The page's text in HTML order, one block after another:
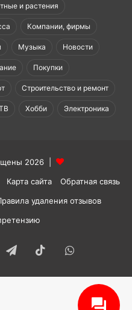
и растения
Компании, фирмы
Музыка Новости
Покупки
Строительство и ремонт
Хобби Электроника
2026 |
Карта сайта
Обратная связь
удаления отзывов
TelegramTikTokWhatsApp